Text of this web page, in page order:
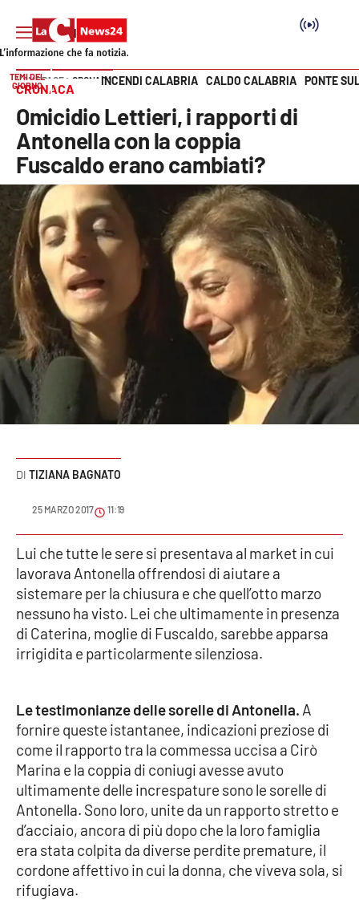
SEZIONI
Cronaca
Politica
Attualità
Economia e lavoro
Italia Mondo
Sanità
Sport
Meteo
Editoriali
VIDEO
Cronaca
Cultura
Economia e Lavoro
Politica
Sanità
Vai
TEMI DEL
GIORNO
INCENDI CALABRIA CALDO CALABRIA PONTE
HOME PAGE CRONACA
CRONACA
Omicidio Lettieri, i rapporti di
Antonella con la coppia
Fuscaldo erano cambiati?
TIZIANA BAGNATO
25 MARZO 2017 11:19
Lui che tutte le sere si presentava al market in cui
lavorava Antonella offrendosi di aiutare a
sistemare per la chiusura e che quell’otto marzo
nessuno ha visto. Lei che ultimamente in presenza
di Caterina, moglie di Fuscaldo, sarebbe apparsa
irrigidita e particolarmente silenziosa.
Le testimonianze delle sorelle di Antonella. A
fornire queste istantanee, indicazioni preziose di
come il rapporto tra la commessa uccisa a Cirò
Marina e la coppia di coniugi avesse avuto
ultimamente delle increspature sono le sorelle di
Antonella. Sono loro, unite da un rapporto stretto e
d’acciaio, ancora di più dopo che la loro famiglia
era stata colpita da diverse perdite premature, il
cordone affettivo in cui la donna, che viveva sola, si
rifugiava.